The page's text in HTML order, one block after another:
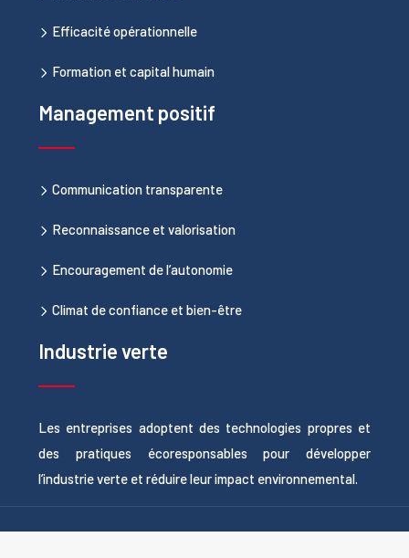
Efficacité opérationnelle
Formation et capital humain
Management positif
Communication transparente
Reconnaissance et valorisation
Encouragement de l’autonomie
Climat de confiance et bien-être
Industrie verte
Les entreprises adoptent des technologies propres et
des pratiques écoresponsables pour développer
l’industrie verte et réduire leur impact environnemental.